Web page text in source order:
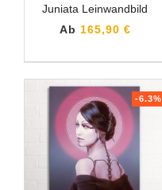
Juniata Leinwandbild
Ab 165,90 €
-6.3%